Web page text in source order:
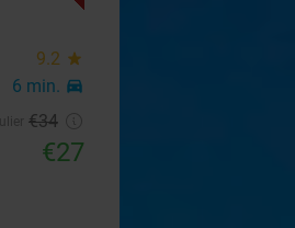
9.2 star
6 min. directions_car
€34
€27